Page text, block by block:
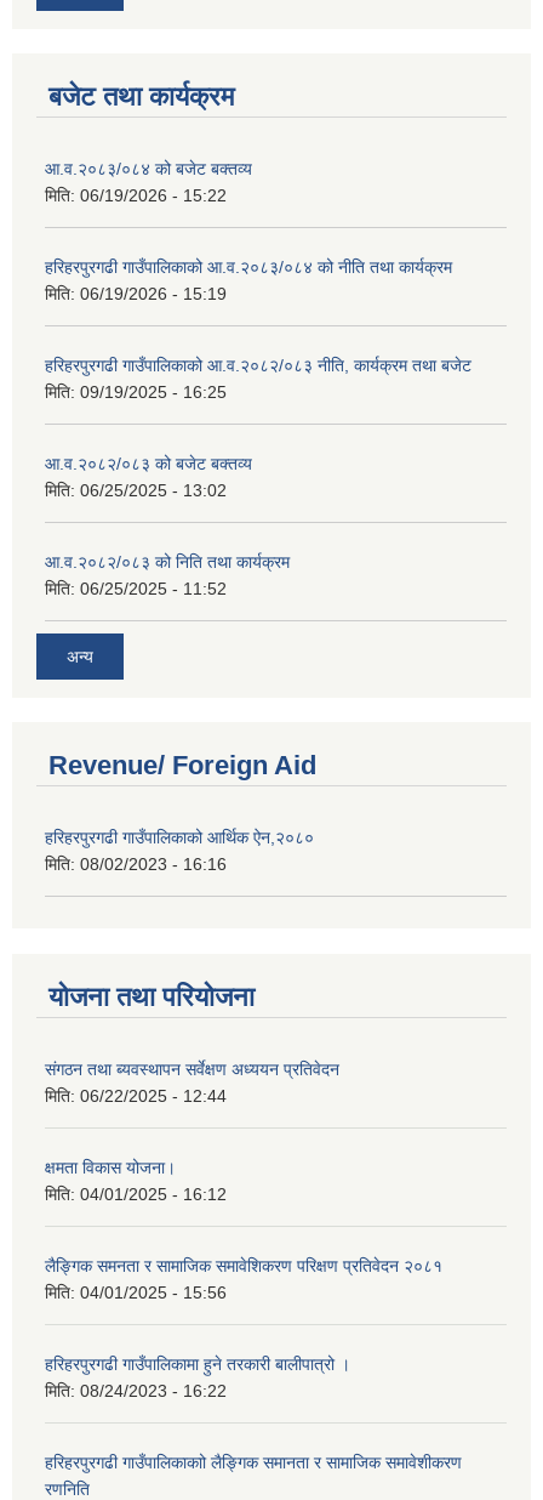
बजेट तथा कार्यक्रम
आ.व.२०८३/०८४ को बजेट बक्तव्य
मिति: 06/19/2026 - 15:22
हरिहरपुरगढी गाउँपालिकाको आ.व.२०८३/०८४ को नीति तथा कार्यक्रम
मिति: 06/19/2026 - 15:19
हरिहरपुरगढी गाउँपालिकाको आ.व.२०८२/०८३ नीति, कार्यक्रम तथा बजेट
मिति: 09/19/2025 - 16:25
आ.व.२०८२/०८३ को बजेट बक्तव्य
मिति: 06/25/2025 - 13:02
आ.व.२०८२/०८३ को निति तथा कार्यक्रम
मिति: 06/25/2025 - 11:52
अन्य
Revenue/ Foreign Aid
हरिहरपुरगढी गाउँपालिकाको आर्थिक ऐन,२०८०
मिति: 08/02/2023 - 16:16
योजना तथा परियोजना
संगठन तथा ब्यवस्थापन सर्वेक्षण अध्ययन प्रतिवेदन
मिति: 06/22/2025 - 12:44
क्षमता विकास योजना।
मिति: 04/01/2025 - 16:12
लैङ्गिक समनता र सामाजिक समावेशिकरण परिक्षण प्रतिवेदन २०८१
मिति: 04/01/2025 - 15:56
हरिहरपुरगढी गाउँपालिकामा हुने तरकारी बालीपात्रो ।
मिति: 08/24/2023 - 16:22
हरिहरपुरगढी गाउँपालिकाकाो लैङ्गिक समानता र सामाजिक समावेशीकरण
रणनिति